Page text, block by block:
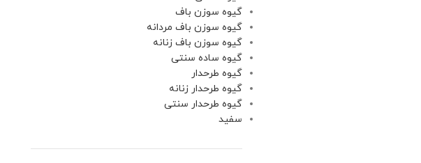
گیوه سوزن باف
گیوه سوزن باف مردانه
گیوه سوزن باف زنانه
گیوه ساده سنتی
گیوه طرحدار
گیوه طرحدار زنانه
گیوه طرحدار سنتی
سفید